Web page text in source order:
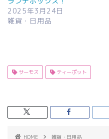
2025年3月24日
雑貨・日用品
サーモス ティーポット
HOME
雑貨・日用品